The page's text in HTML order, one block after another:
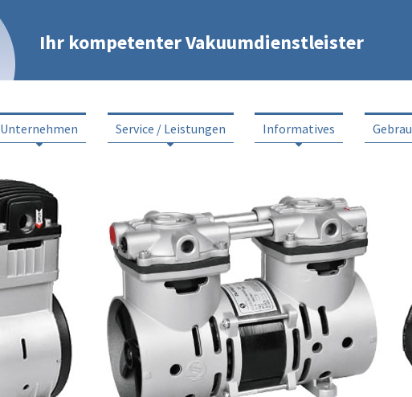
Ihr kompetenter Vakuumdienstleister
Unternehmen Service / Leistungen Informatives